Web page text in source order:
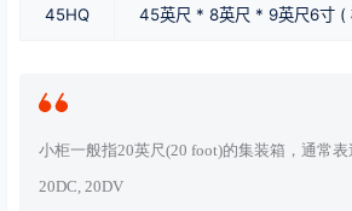
45HQ 45英尺 * 8英尺 * 9英尺6寸 (
小柜一般指20英尺(20 foot)的集装箱，通常表
20DC, 20DV